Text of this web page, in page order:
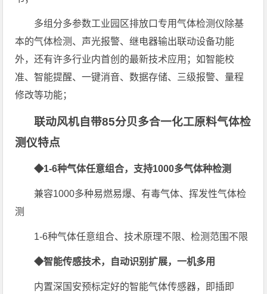
多组分多参数工业园区排放口专用气体检测仪除基
本的气体检测、声光报警、继电器输出联动设备功能
外，还有许多行业内首创的最新技术应用；如智能校
准、智能提醒、一键消音、数据存储、三级报警、量程
修改等功能；
联动风机自带85分贝多合一化工原料气体检
测仪特点
◆1-6种气体任意组合，支持1000多气体种检测
兼容1000多种易燃易爆、有毒气体、挥发性气体检
测
1-6种气体任意组合、技术原理不限、检测范围不限
◆智能传感技术，自动识别扩展，一机多用
内置深国安预标定好的智能气体传感器，即插即